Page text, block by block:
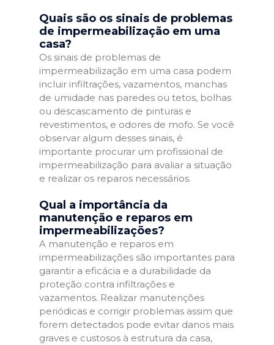
Quais são os sinais de problemas
de impermeabilização em uma
casa?
Os sinais de problemas de
impermeabilização em uma casa podem
incluir infiltrações, vazamentos, manchas
de umidade nas paredes ou tetos, bolhas
ou descascamento de pinturas e
revestimentos, e odores de mofo. Se você
observar algum desses sinais, é
importante procurar um profissional de
impermeabilização para avaliar a situação
e realizar os reparos necessários.
Qual a importância da
manutenção e reparos em
impermeabilizações?
A manutenção e reparos em
impermeabilizações são importantes para
garantir a eficácia e a durabilidade da
proteção contra infiltrações e
vazamentos. Realizar manutenções
periódicas e corrigir problemas assim que
forem detectados pode evitar danos mais
graves e custosos à estrutura da casa,